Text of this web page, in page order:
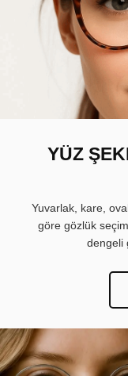
YÜZ
Yuvarlak, kare,
göre gözlük
dengeli